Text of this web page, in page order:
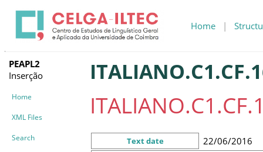
Home |
PEAPL2
Inserção
Home
XML Files
Search Text date 22/06/2016